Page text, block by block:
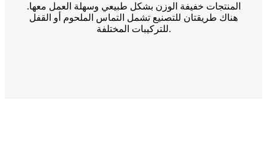
المنتجات خفيفة الوزن بشكل طبيعي وسهلة العمل معها.
هناك طريقتان للتصنيع تشمل التماس الملحوم أو القفل
للتركيبات المختلفة.